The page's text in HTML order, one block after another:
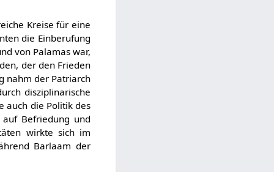
Kreise für eine
die Einberufung
von Palamas war,
der den Frieden
nahm der Patriarch
disziplinarische
auch die Politik des
Befriedung und
wirkte sich im
Barlaam der